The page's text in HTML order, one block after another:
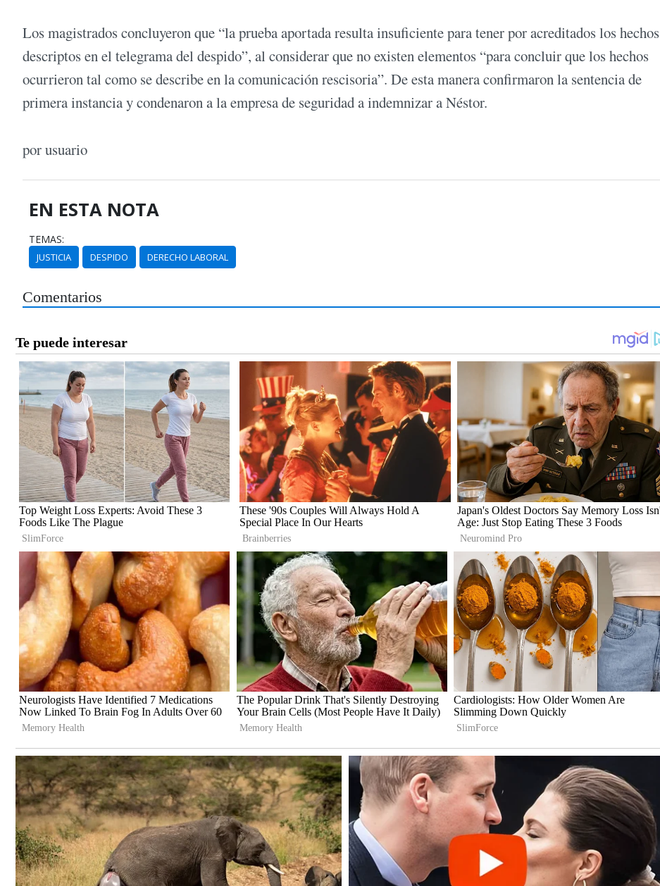
Los magistrados concluyeron que “la prueba aportada resulta insuficiente para tener por acreditados los hechos
descriptos en el telegrama del despido”, al considerar que no existen elementos “para concluir que los hechos
ocurrieron tal como se describe en la comunicación rescisoria”. De esta manera confirmaron la sentencia de
primera instancia y condenaron a la empresa de seguridad a indemnizar a Néstor.
por usuario
EN ESTA NOTA
TEMAS:
JUSTICIA DESPIDO DERECHO LABORAL
Comentarios